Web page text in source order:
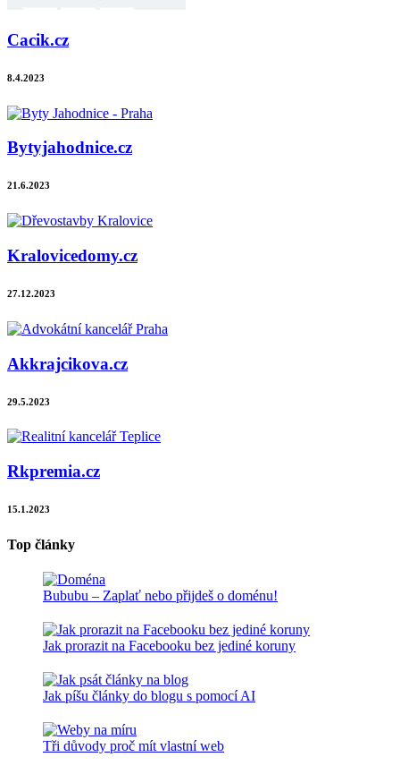
Cacik.cz
8.4.2023
Bytyjahodnice.cz
21.6.2023
Kralovicedomy.cz
27.12.2023
Akkrajcikova.cz
29.5.2023
Rkpremia.cz
15.1.2023
Top články
Bububu – Zaplať nebo přijdeš o doménu!
Jak prorazit na Facebooku bez jediné koruny
Jak píšu články do blogu s pomocí AI
Tři důvody proč mít vlastní web